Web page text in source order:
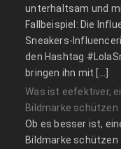
unterhaltsam und
Fallbeispiel: Die
Sneakers-
den Hashtag
bringen ihn mit […]
Was ist eefektiver,
Bildmarke schützen
Ob es besser ist,
Bildmarke schützen